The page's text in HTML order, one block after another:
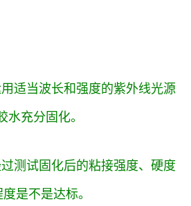
适当波长和强度的紫外线光源
水充分固化。
测试固化后的粘接强度、硬度
是不是达标。